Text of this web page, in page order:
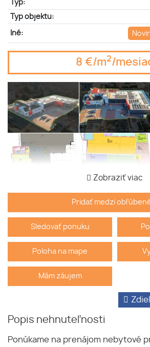
Typ:
Typ objektu:
Iné:
8 €/m2/
Zobraziť viac
Pridať medzi
Sledovať ponuku
Poloha na mape
Mám záujem
Popis nehnuteľnosti
Ponúkame na prenájom nebytové